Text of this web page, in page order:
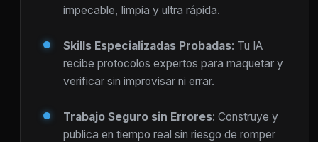
impecable, limpia y ultra rápida.
Skills Especializadas Probadas: Tu IA
recibe protocolos expertos para maquetar y
verificar sin improvisar ni errar.
Trabajo Seguro sin Errores: Construye y
publica en tiempo real sin riesgo de romper